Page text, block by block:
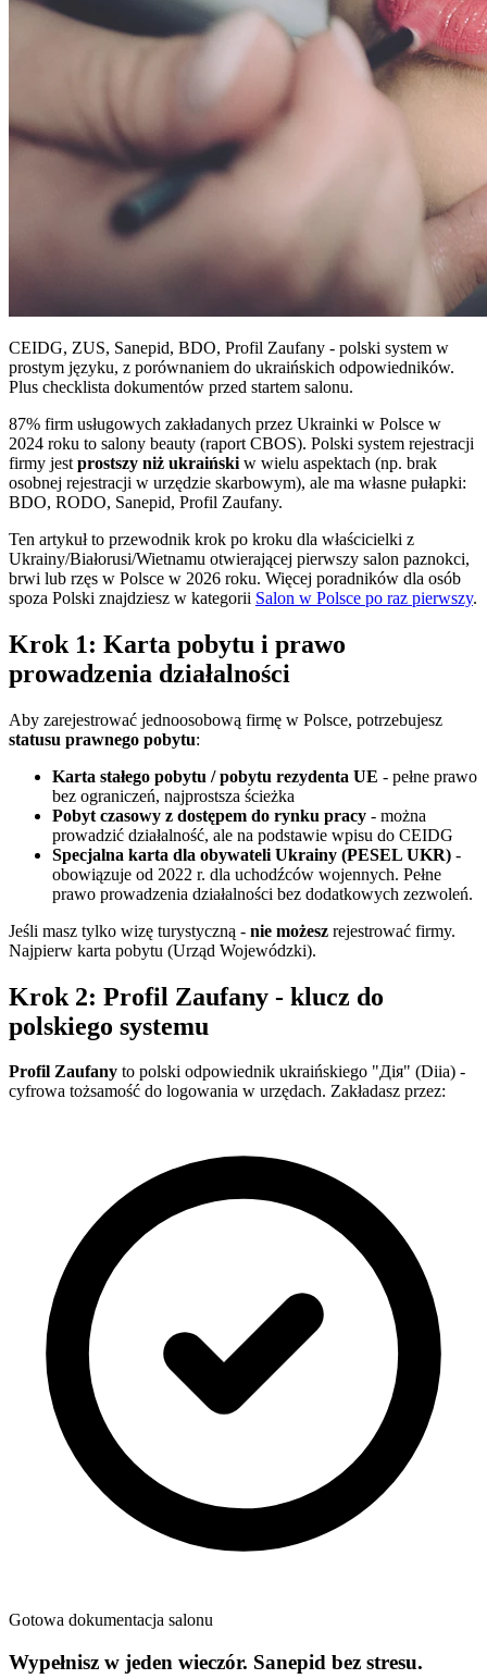
CEIDG, ZUS, Sanepid, BDO, Profil Zaufany - polski system w
prostym języku, z porównaniem do ukraińskich odpowiedników.
Plus checklista dokumentów przed startem salonu.
87% firm usługowych zakładanych przez Ukrainki w Polsce w
2024 roku to salony beauty (raport CBOS). Polski system rejestracji
firmy jest prostszy niż ukraiński w wielu aspektach (np. brak
osobnej rejestracji w urzędzie skarbowym), ale ma własne pułapki:
BDO, RODO, Sanepid, Profil Zaufany.
Ten artykuł to przewodnik krok po kroku dla właścicielki z
Ukrainy/Białorusi/Wietnamu otwierającej pierwszy salon paznokci,
brwi lub rzęs w Polsce w 2026 roku. Więcej poradników dla osób
spoza Polski znajdziesz w kategorii Salon w Polsce po raz pierwszy.
Krok 1: Karta pobytu i prawo
prowadzenia działalności
Aby zarejestrować jednoosobową firmę w Polsce, potrzebujesz
statusu prawnego pobytu:
Karta stałego pobytu / pobytu rezydenta UE - pełne prawo
bez ograniczeń, najprostsza ścieżka
Pobyt czasowy z dostępem do rynku pracy - można
prowadzić działalność, ale na podstawie wpisu do CEIDG
Specjalna karta dla obywateli Ukrainy (PESEL UKR) -
obowiązuje od 2022 r. dla uchodźców wojennych. Pełne
prawo prowadzenia działalności bez dodatkowych zezwoleń.
Jeśli masz tylko wizę turystyczną - nie możesz rejestrować firmy.
Najpierw karta pobytu (Urząd Wojewódzki).
Krok 2: Profil Zaufany - klucz do
polskiego systemu
Profil Zaufany to polski odpowiednik ukraińskiego "Дія" (Diia) -
cyfrowa tożsamość do logowania w urzędach. Zakładasz przez:
Gotowa dokumentacja salonu
Wypełnisz w jeden wieczór. Sanepid bez stresu.